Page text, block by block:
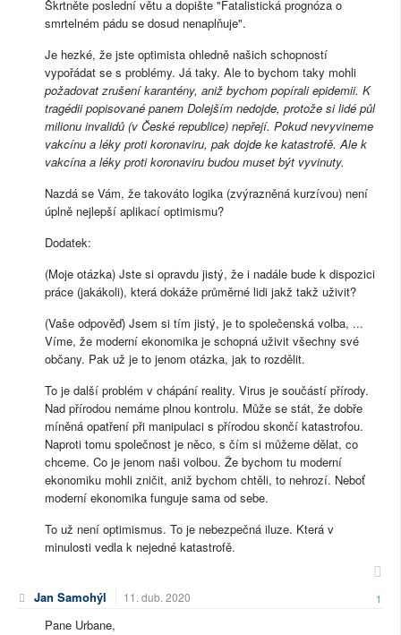
Škrtněte poslední větu a dopište "Fatalistická prognóza o
smrtelném pádu se dosud nenaplňuje".
Je hezké, že jste optimista ohledně našich schopností
vypořádat se s problémy. Já taky. Ale to bychom taky mohli
požadovat zrušení karantény, aniž bychom popírali epidemii. K
tragédii popisované panem Dolejším nedojde, protože si lidé půl
milionu invalidů (v České republice) nepřejí. Pokud nevyvineme
vakcínu a léky proti koronaviru, pak dojde ke katastrofě. Ale k
vakcína a léky proti koronaviru budou muset být vyvinuty.
Nazdá se Vám, že takováto logika (zvýrazněná kurzívou) není
úplně nejlepší aplikací optimismu?
Dodatek:
(Moje otázka) Jste si opravdu jistý, že i nadále bude k dispozici
práce (jakákoli), která dokáže průměrné lidi jakž takž uživit?
(Vaše odpověď) Jsem si tím jistý, je to společenská volba, ...
Víme, že moderní ekonomika je schopná uživit všechny své
občany. Pak už je to jenom otázka, jak to rozdělit.
To je další problém v chápání reality. Virus je součástí přírody.
Nad přírodou nemáme plnou kontrolu. Může se stát, že dobře
míněná opatření při manipulaci s přírodou skončí katastrofou.
Naproti tomu společnost je něco, s čím si můžeme dělat, co
chceme. Co je jenom naši volbou. Že bychom tu moderní
ekonomiku mohli zničit, aniž bychom chtěli, to nehrozí. Neboť
moderní ekonomika funguje sama od sebe.
To už není optimismus. To je nebezpečná iluze. Která v
minulosti vedla k nejedné katastrofě.
Jan Samohýl 11. dub. 2020 1
Pane Urbane,